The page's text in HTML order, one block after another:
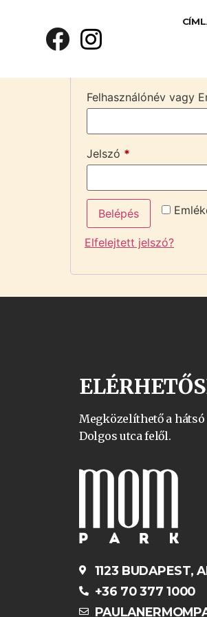
Belépés
Felhasználónév vagy
Jelszó *
Belépés
Elfelejtett jelszó?
Megközelíthető a
Dolgos utca felől.
1123 BUDAPEST,
+36 70 377 1000